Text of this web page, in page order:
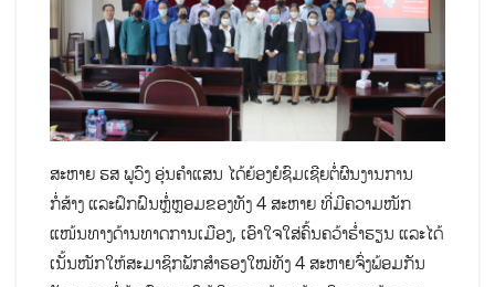
ສະຫາຍ ຮສ ພູວົງ ອຸ່ນຄໍາແສນ ໄດ້​​ຍ້ອງ​ຍໍ​ຊົມ​ເຊີຍ​ຕໍ່​ຜົນງານ​ການ​
ກໍ່ສ້າງ ​​ແລະຝຶກ​ຝົນຫຼໍ່ຫຼອມຂອງທັງ 4 ສະຫາຍ ທີ່ມີຄວາມໜັກ
ແໜ້ນທາງດ້ານທາດການເມືອງ, ​ເອົາ​ໃຈ​ໃສ່​ຄົ້ນຄວ້າ​ຮ່ຳຮຽນ ແລະໄດ້
ເນັ້ນໜັກໃຫ້ສະມາຊິກພັກສໍາຮອງໃໝ່ທັງ 4 ສະຫາຍຈົ່ງພ້ອມກັນ